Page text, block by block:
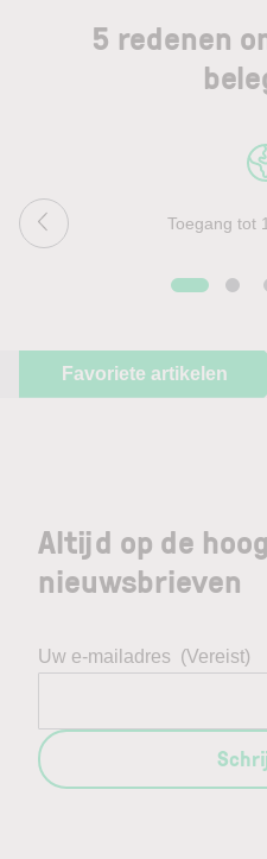
5 redenen
Toegang tot
Favoriete artikelen
Altijd op de
nieuwsbrieven
Uw e-mailadres (Vereist)